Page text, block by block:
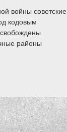
войны советские
кодовым
районы